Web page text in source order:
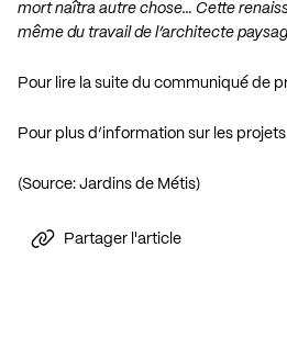
mort naîtra autre chose… Cette
même du travail de l’architecte
Pour lire la suite du communiqué de
Pour plus d’information sur les
(Source: Jardins de Métis)
Partager l'article